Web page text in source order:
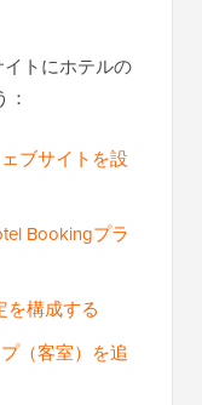
トにホテルの
ブサイトを設
Bookingプラ
構成する
（客室）を追